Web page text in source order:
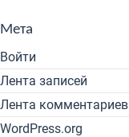
Мета
Войти
Лента записей
Лента комментариев
WordPress.org